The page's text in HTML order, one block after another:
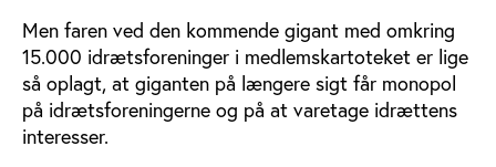
Men faren ved den kommende gigant med omkring
15.000 idrætsforeninger i medlemskartoteket er lige
så oplagt, at giganten på længere sigt får monopol
på idrætsforeningerne og på at varetage idrættens
interesser.